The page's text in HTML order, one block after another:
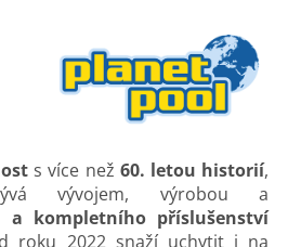
s více než 60. letou historií,
vývojem, výrobou a
a kompletního příslušenství
roku 2022 snaží uchytit i na